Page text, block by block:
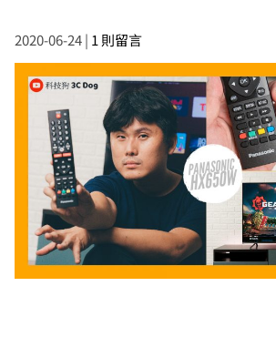
2020-06-24| 1 則留言